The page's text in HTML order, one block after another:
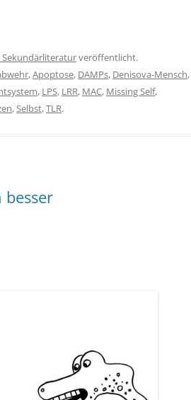
Sekundärliteraturveröffentlicht.
,Apoptose, DAMPs, Denisova-Mensch,
, LPS, LRR, MAC, Missing Self,
,Selbst,TLR.
besser